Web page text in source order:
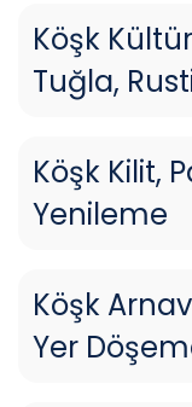
Köşk
Tuğla,
Köşk Kilit,
Yenileme
Köşk
Yer